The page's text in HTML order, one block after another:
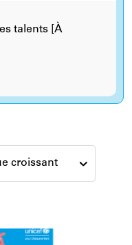
talents [À